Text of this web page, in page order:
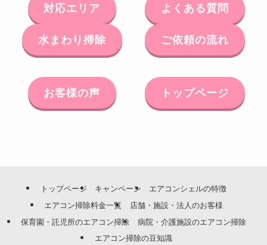
対応エリア
水まわり掃除
お客様の声
よくある質問
ご依頼の流れ
トップページ
トップページ キャンペーン
エアコンシェルの特徴
エアコン掃除料金一覧
店舗・施設・法人のお客様
保育園・託児所のエアコン掃除
病院・介護施設のエアコン掃除
エアコン掃除の豆知識